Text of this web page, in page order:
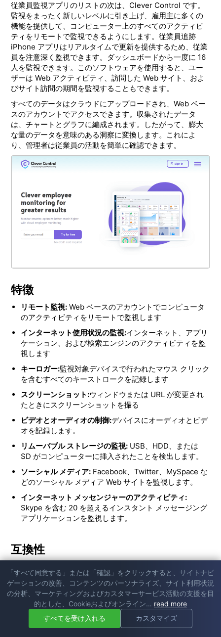
従業員監視アプリのリストの次は、Clever Control です。
監視をまったく新しいレベルに引き上げ、雇用主に多くの
機能を提供して、コンピューター上のすべてのアクティビ
ティをリモートで監視できるようにします。従業員追跡
iPhone アプリはリアルタイムで更新を提供するため、従業
員を注意深く監視できます。ダッシュボードから一度に 16
人を監視できます。このソフトウェアを使用すると、ユー
ザーは Web アクティビティ、訪問した Web サイト、およ
びサイト訪問の期間を監視することもできます。
すべてのデータはクラウドにアップロードされ、Web ベー
スのアカウントでアクセスできます。収集されたデータ
は、チャートとグラフに編成されます。したがって、膨大
な量のデータを意味のある洞察に変換します。これによ
り、管理者は従業員の活動を簡単に確認できます。
特徴
リモート監視: Web ベースのアカウントでコンピュータ
のアクティビティをリモートで監視します
インターネット使用状況の監視:インターネット、アプリ
ケーション、および検索エンジンのアクティビティを監
視します
キーロガー:監視対象デバイスで行われたマウス クリック
を含むすべてのキーストロークを記録します
スクリーンショット:ウィンドウまたは URL が変更され
たときにスクリーンショットを撮る
ビデオとオーディオの制御:デバイスにオーディオとビデ
オを記録します。
リムーバブル ストレージの監視: USB、HDD、または
SD がコンピューターに挿入されたことを検出します。
ソーシャル メディア: Facebook、Twitter、MySpace な
どのソーシャル メディア Web サイトを監視します。
インターネット メッセンジャーのアクティビティ:
Skype を含む 20 を超えるインスタント メッセージング
アプリケーションを監視します。
互換性
Windows:最新バージョンを含むすべてのバージョン。
価格
毎月 1 台の PC を監視するには、次の料金がかかります。
「すべて同意する」または「確認」をクリックすると、サイトナビ
ゲーションの改善、コンテンツのパーソナライズ、サイト利用状況
の分析、マーケティングおよびカスタマーサービス活動の支援を目
的とした、Cookieおよびオンライン… read more
すべてを受け入れる
カスタマイズ